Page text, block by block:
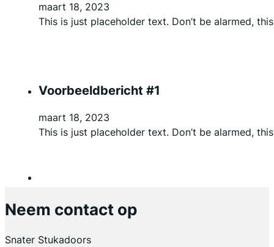
maart 18, 2023
This is just placeholder text. Don’t be alarmed,
Voorbeeldbericht #1
maart 18, 2023
This is just placeholder text. Don’t be alarmed,
Neem contact op
Snater Stukadoors